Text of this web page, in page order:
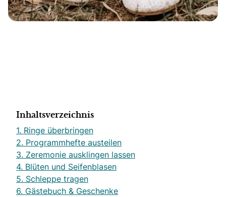
Inhaltsverzeichnis
1. Ringe überbringen
2. Programmhefte austeilen
3. Zeremonie ausklingen lassen
4. Blüten und Seifenblasen
5. Schleppe tragen
6. Gästebuch & Geschenke